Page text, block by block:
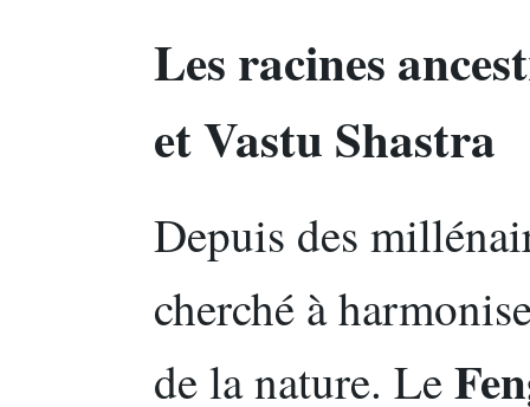
Les racines
et Vastu Shastra
Depuis des
cherché à
de la nature. Le